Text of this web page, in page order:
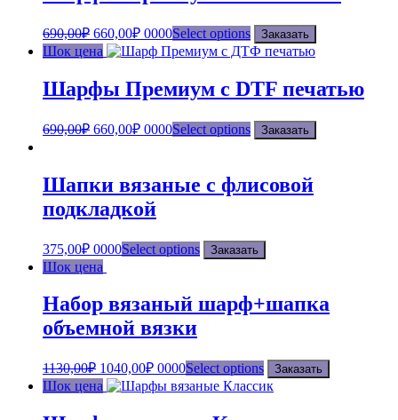
690,00₽ 660,00₽ 0000Select options Заказать
Шок цена
Шарфы Премиум с DTF печатью
690,00₽ 660,00₽ 0000Select options Заказать
Шапки вязаные с флисовой
подкладкой
375,00₽ 0000Select options Заказать
Шок цена
Набор вязаный шарф+шапка
объемной вязки
1130,00₽ 1040,00₽ 0000Select options Заказать
Шок цена